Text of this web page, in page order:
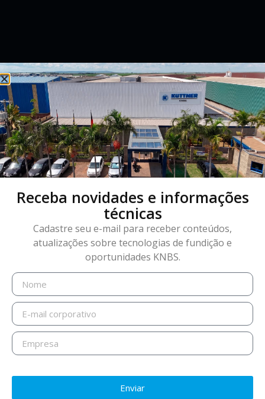
Receba novidades e informações
técnicas
Cadastre seu e-mail para receber conteúdos,
atualizações sobre tecnologias de fundição e
oportunidades KNBS.
Enviar